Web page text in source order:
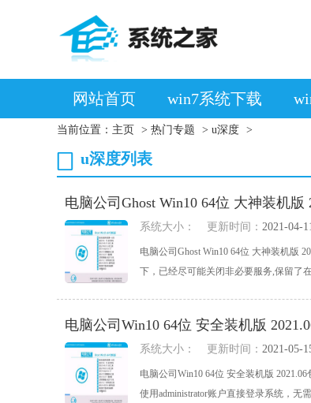
网站首页 win7系统下载
当前位置： 主页 > 热门专题 > u深度 >
u深度列表
电脑公司Ghost Win10 64位 大神装机版
系统大小： 更新时间： 2021-04-
电脑公司Ghost Win10 64位 大神装机版
下，已经尽可能关闭非必要服务,保留了
电脑公司Win10 64位 安全装机版
系统大小： 更新时间： 2021-05-
电脑公司Win10 64位 安全装机版
使用administrator账户直接登录系统，无